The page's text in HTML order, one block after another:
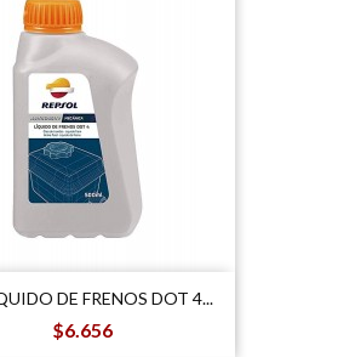
DE FRENOS DOT 4...
Precio
$6.656